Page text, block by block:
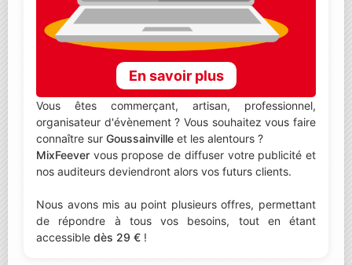
En savoir plus
Vous êtes commerçant, artisan, professionnel,
organisateur d'évènement ? Vous souhaitez vous faire
connaître sur Goussainville et les alentours ?
MixFeever vous propose de diffuser votre publicité et
nos auditeurs deviendront alors vos futurs clients.
Nous avons mis au point plusieurs offres, permettant
de répondre à tous vos besoins, tout en étant
accessible dès 29 € !